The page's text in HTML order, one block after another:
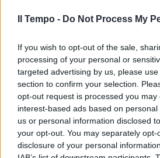
Il Tempo - Do Not Process My
If you wish to opt-out of the sale,
processing of your personal or
targeted advertising by us, please
section to confirm your selection.
opt-out request is processed you may
interest-based ads based on
us or personal information disclosed
your opt-out. You may separately
disclosure of your personal